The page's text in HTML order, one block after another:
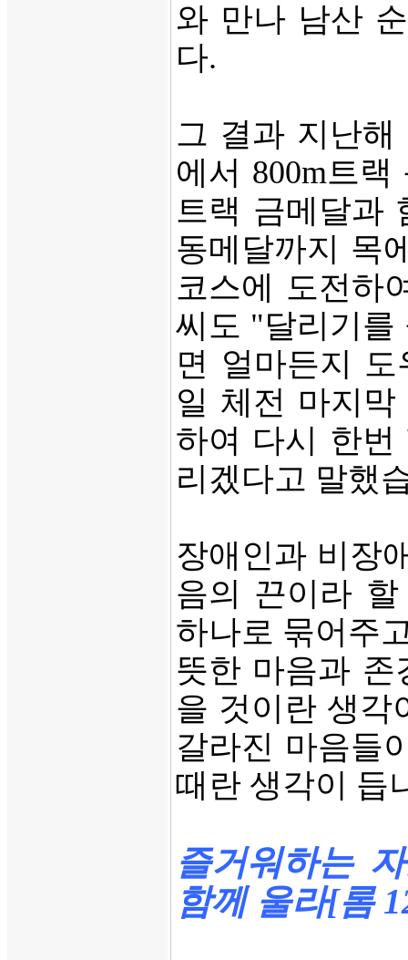
와 만나 남산
다.
그 결과 지난해
에서 800m트
트랙 금메달과
동메달까지 목
코스에 도전하
씨도 "달리기를
면 얼마든지
일 체전 마지
하여 다시 한번
리겠다고 말했
장애인과 비장
음의 끈이라
하나로 묶어주
뜻한 마음과 존
을 것이란 생각
갈라진 마음들
때란 생각이 듭
즐거워하는
함께 울라[롬